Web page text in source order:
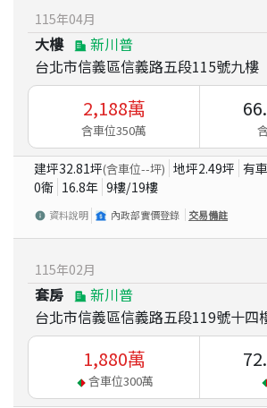
115年04月
大樓
新川普
台北市信義區信義路五段115號九樓
2,188萬
含車位350萬
建坪32.81坪(含車位--坪) 地坪2.49坪 有
0衛 16.8年 9樓/19樓
資料說明 內政部實價登錄 交易備註
115年02月
套房
新川普
台北市信義區信義路五段119號十四
1,880萬
含車位300萬